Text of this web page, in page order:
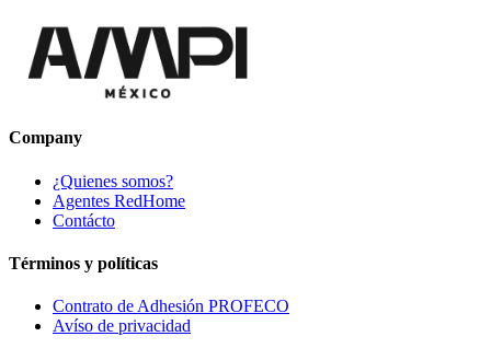
Company
¿Quienes somos?
Agentes RedHome
Contácto
Términos y políticas
Contrato de Adhesión PROFECO
Avíso de privacidad